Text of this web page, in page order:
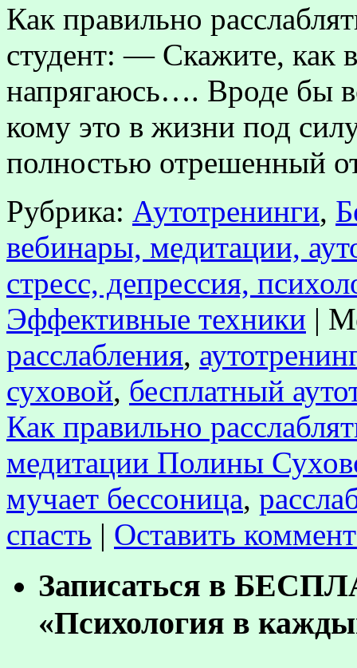
Как правильно
студент: — Скажите, как
напрягаюсь…. Вроде бы
кому это в жизни под
полностью отрешенный
Рубрика: Аутотренинги,
вебинары, медитации,
стресс, депрессия,
Эффективные техники |
расслабления, аутотренинг
суховой, бесплатный
Как правильно
медитации Полины
мучает бессоница,
спасть | Оставить
Записаться в
«Психология в